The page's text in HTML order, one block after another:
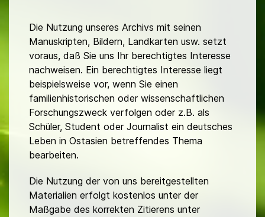
Die Nutzung unseres Archivs mit seinen
Manuskripten, Bildern, Landkarten usw. setzt
voraus, daß Sie uns Ihr berechtigtes Interesse
nachweisen. Ein berechtigtes Interesse liegt
beispielsweise vor, wenn Sie einen
familienhistorischen oder wissenschaftlichen
Forschungszweck verfolgen oder z.B. als
Schüler, Student oder Journalist ein deutsches
Leben in Ostasien betreffendes Thema
bearbeiten.
Die Nutzung der von uns bereitgestellten
Materialien erfolgt kostenlos unter der
Maßgabe des korrekten Zitierens unter